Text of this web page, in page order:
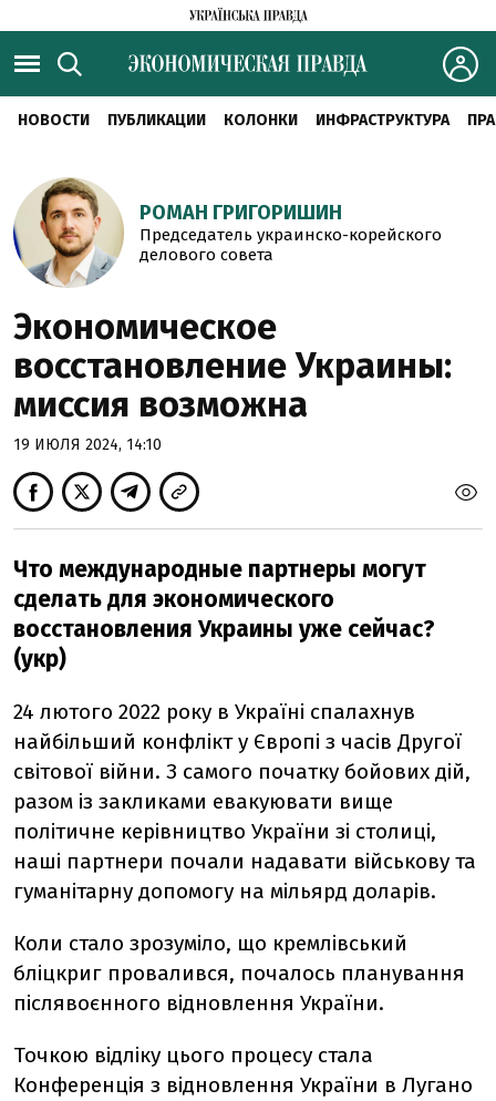
НОВОСТИ ПУБЛИКАЦИИ КОЛОНКИ ИНФРАСТРУКТУРА
РОМАН ГРИГОРИШИН
Председатель украинско-корейского
делового совета
Экономическое
восстановление Украины:
миссия возможна
19 ИЮЛЯ 2024, 14:10
Что международные партнеры могут
сделать для экономического
восстановления Украины уже сейчас?
(укр)
24 лютого 2022 року в Україні спалахнув
найбільший конфлікт у Європі з часів Другої
світової війни. З самого початку бойових дій,
разом із закликами евакуювати вище
політичне керівництво України зі столиці,
наші партнери почали надавати військову та
гуманітарну допомогу на мільярд доларів.
Коли стало зрозуміло, що кремлівський
бліцкриг провалився, почалось планування
післявоєнного відновлення України.
Точкою відліку цього процесу стала
Конференція з відновлення України в Лугано